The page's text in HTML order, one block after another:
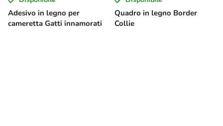
Adesivo in legno per
cameretta Gatti innamorati
Quadro in legno Border
Collie